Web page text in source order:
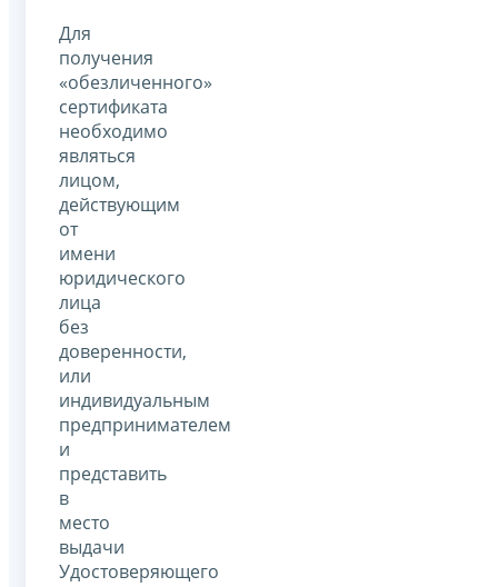
Для
получения
«обезличенного»
сертификата
необходимо
являться
лицом,
действующим
от
имени
юридического
лица
без
доверенности,
или
индивидуальным
предпринимателем
и
представить
в
место
выдачи
Удостоверяющего